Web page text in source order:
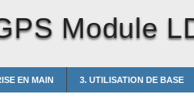
Module
EN MAIN 3. UTILISATION DE BASE